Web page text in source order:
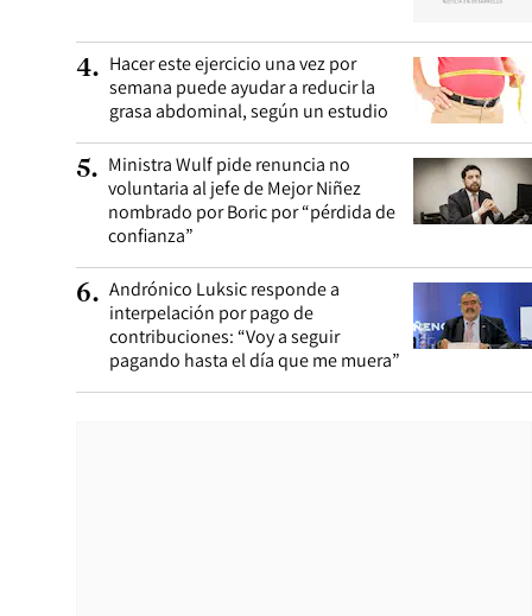
4. Hacer este ejercicio una vez por
semana puede ayudar a reducir la
grasa abdominal, según un estudio
5. Ministra Wulf pide renuncia no
voluntaria al jefe de Mejor Niñez
nombrado por Boric por “pérdida de
confianza”
6. Andrónico Luksic responde a
interpelación por pago de
contribuciones: “Voy a seguir
pagando hasta el día que me muera”